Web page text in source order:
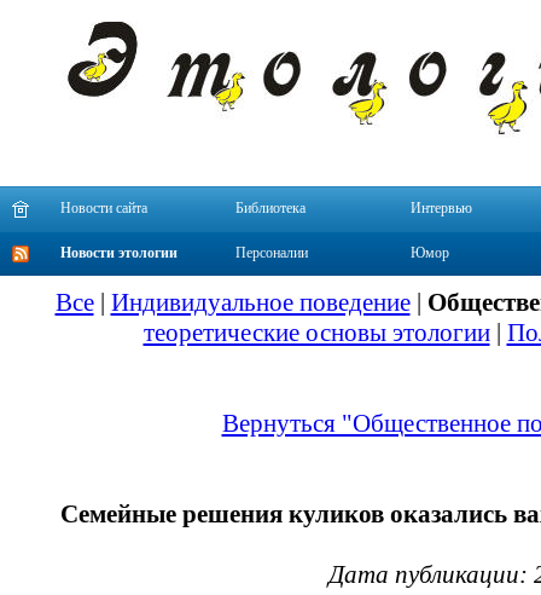
Новости сайта Библиотека Интервью
Новости этологии Персоналии Юмор
Все| Индивидуальное поведение|
теоретические основы этологии|
Вернуться "Общественное
Семейные решения куликов оказались
Дата публикации: